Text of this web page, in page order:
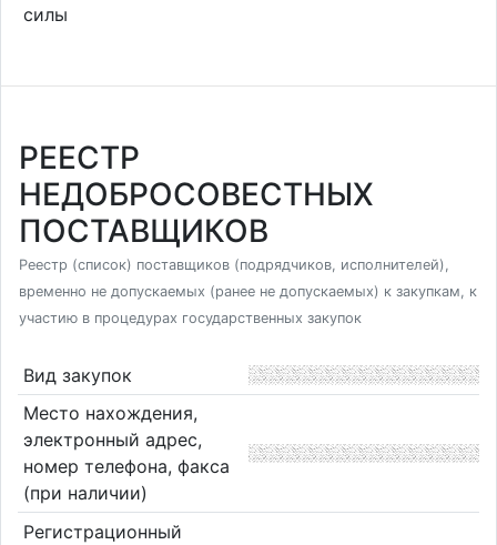
силы
РЕЕСТР
НЕДОБРОСОВЕСТНЫХ
ПОСТАВЩИКОВ
Реестр (список) поставщиков (подрядчиков, исполнителей),
временно не допускаемых (ранее не допускаемых) к закупкам, к
участию в процедурах государственных закупок
Вид закупок
Место нахождения,
электронный адрес,
номер телефона, факса
(при наличии)
Регистрационный